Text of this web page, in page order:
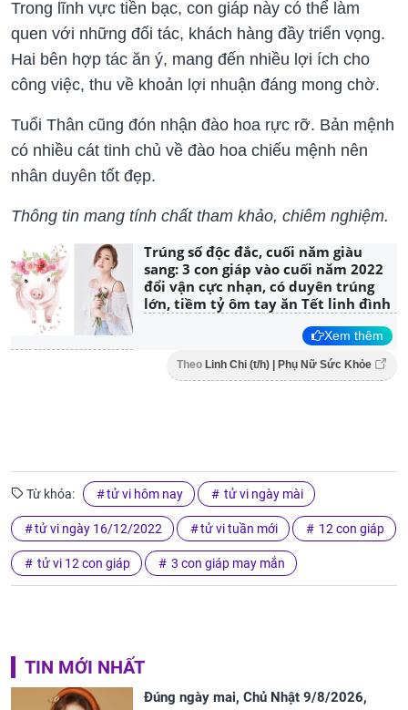
Trong lĩnh vực tiền bạc, con giáp này có thể làm
quen với những đối tác, khách hàng đầy triển vọng.
Hai bên hợp tác ăn ý, mang đến nhiều lợi ích cho
công việc, thu về khoản lợi nhuận đáng mong chờ.
Tuổi Thân cũng đón nhận đào hoa rực rỡ. Bản mệnh
có nhiều cát tinh chủ về đào hoa chiếu mệnh nên
nhân duyên tốt đẹp.
Thông tin mang tính chất tham khảo, chiêm nghiệm.
Trúng số độc đắc, cuối năm giàu
sang: 3 con giáp vào cuối năm 2022
đổi vận cực nhạn, có duyên trúng
lớn, tiềm tỷ ôm tay ăn Tết linh đình
Xem thêm
Theo Linh Chi (t/h) | Phụ Nữ Sức Khỏe
Từ khóa: tử vi hôm nay tử vi ngày mài
tử vi ngày 16/12/2022 tử vi tuần mới 12 con giáp
tử vi 12 con giáp 3 con giáp may mắn
TIN MỚI NHẤT
Đúng ngày mai, Chủ Nhật 9/8/2026,